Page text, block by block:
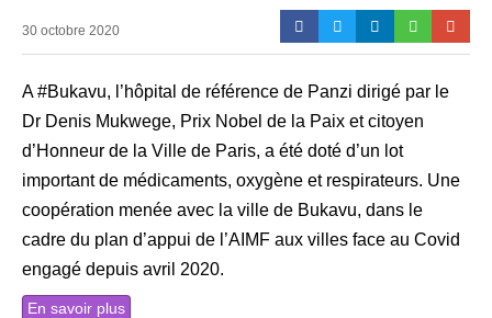
30 octobre 2020
A #Bukavu, l’hôpital de référence de Panzi dirigé par le
Dr Denis Mukwege, Prix Nobel de la Paix et citoyen
d’Honneur de la Ville de Paris, a été doté d’un lot
important de médicaments, oxygène et respirateurs. Une
coopération menée avec la ville de Bukavu, dans le
cadre du plan d’appui de l’AIMF aux villes face au Covid
engagé depuis avril 2020.
En savoir plus